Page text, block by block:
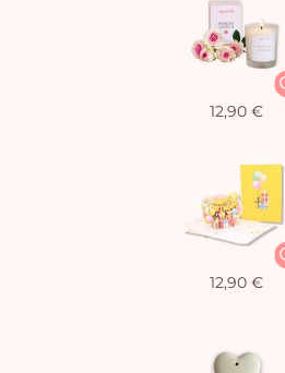
12,90 €
12,90 €